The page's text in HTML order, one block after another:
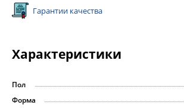
Гарантии качества
Характеристики
Пол
Форма